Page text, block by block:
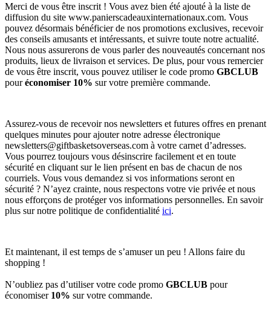
Merci de vous être inscrit ! Vous avez bien été ajouté à la liste de
diffusion du site www.panierscadeauxinternationaux.com. Vous
pouvez désormais bénéficier de nos promotions exclusives, recevoir
des conseils amusants et intéressants, et suivre toute notre actualité.
Nous nous assurerons de vous parler des nouveautés concernant nos
produits, lieux de livraison et services. De plus, pour vous remercier
de vous être inscrit, vous pouvez utiliser le code promo GBCLUB
pouréconomiser 10% sur votre première commande.
Assurez-vous de recevoir nos newsletters et futures offres en prenant
quelques minutes pour ajouter notre adresse électronique
newsletters@giftbasketsoverseas.com à votre carnet d’adresses.
Vous pourrez toujours vous désinscrire facilement et en toute
sécurité en cliquant sur le lien présent en bas de chacun de nos
courriels. Vous vous demandez si vos informations seront en
sécurité ? N’ayez crainte, nous respectons votre vie privée et nous
nous efforçons de protéger vos informations personnelles. En savoir
plus sur notre politique de confidentialité ici.
Et maintenant, il est temps de s’amuser un peu ! Allons faire du
shopping !
N’oubliez pas d’utiliser votre code promo GBCLUB pour
économiser 10% sur votre commande.